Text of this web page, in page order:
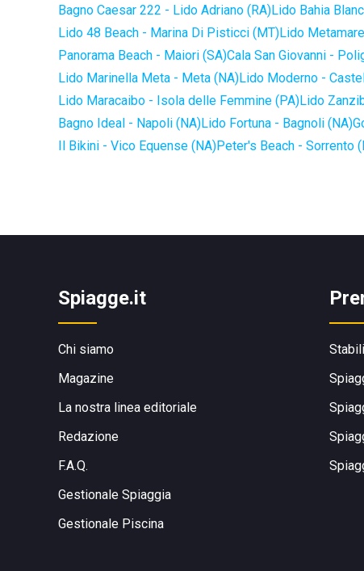
Bagno Caesar 222 - Lido Adriano (RA)Lido Bahia
Lido 48 Beach - Marina Di Pisticci (MT)Lido
Panorama Beach - Maiori (SA)Cala San Giovanni -
Lido Marinella Meta - Meta (NA)Lido Moderno -
Lido Maracaibo - Isola delle Femmine (PA)Lido
Bagno Ideal - Napoli (NA)Lido Fortuna - Bagnoli (NA)
Il Bikini - Vico Equense (NA)Peter's Beach - Sorrento
Spiagge.it
Chi siamo
Magazine
La nostra linea editoriale
Redazione
F.A.Q.
Gestionale Spiaggia
Gestionale Piscina